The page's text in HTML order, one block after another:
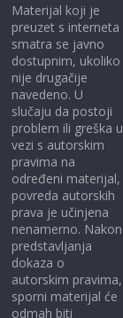
Materijal koji je
preuzet s interneta
smatra se javno
dostupnim, ukoliko
nije drugačije
navedeno. U
slučaju da postoji
problem ili greška u
vezi s autorskim
pravima na
određeni materijal,
povreda autorskih
prava je učinjena
nenamerno. Nakon
predstavljanja
dokaza o
autorskim pravima,
sporni materijal će
odmah biti